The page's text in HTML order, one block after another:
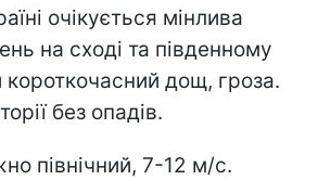
очікується мінлива
на сході та південному
короткочасний дощ, гроза.
без опадів.
північний, 7-12 м/с.